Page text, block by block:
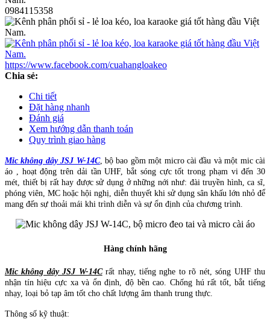
0984115358
https://www.facebook.com/cuahangloakeo
Chia sẻ:
Chi tiết
Đặt hàng nhanh
Đánh giá
Xem hướng dẫn thanh toán
Quy trình giao hàng
Mic không dây JSJ W-14C, bộ bao gồm một micro cài đầu và một mic cài
áo , hoạt động trên dải tần UHF, bắt sóng cực tốt trong phạm vi đến 30
mét, thiết bị rất hay được sử dụng ở những nới như: đài truyền hình, ca sĩ,
phóng viên, MC hoặc hội nghị, diễn thuyết khi sử dụng sân khấu lớn nhỏ để
mang đến sự thoải mái khi trình diễn và sự ổn định của chương trình.
Hàng chính hãng
Mic không dây JSJ W-14Crất nhạy, tiếng nghe to rõ nét, sóng UHF thu
nhận tín hiệu cực xa và ổn định, độ bền cao. Chống hú rất tốt, bắt tiếng
nhạy, loại bỏ tạp âm tốt cho chất lượng âm thanh trung thực.
Thông số kỹ thuật: